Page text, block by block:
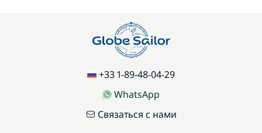
+33 1-89-48-04-29
WhatsApp
Связаться с нами